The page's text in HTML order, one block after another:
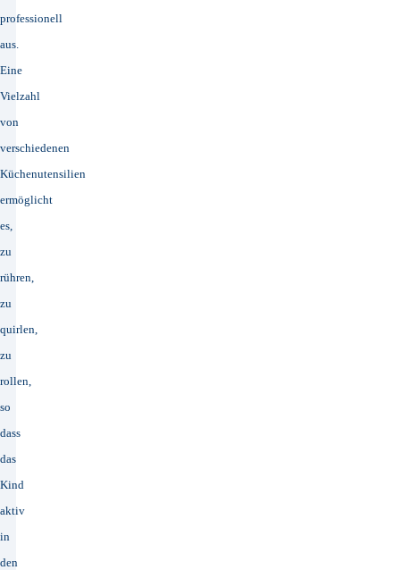
professionell
aus.
Eine
Vielzahl
von
verschiedenen
Küchenutensilien
ermöglicht
es,
zu
rühren,
zu
quirlen,
zu
rollen,
so
dass
das
Kind
aktiv
in
den